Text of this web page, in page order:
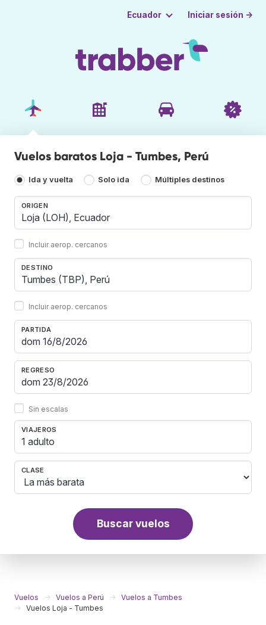
Ecuador Iniciar sesión →
Vuelos baratos Loja - Tumbes, Perú
Ida y vuelta Solo ida Múltiples destinos
ORIGEN
Incluir aerop. cercanos
DESTINO
Incluir aerop. cercanos
PARTIDA
REGRESO
Sin escalas
VIAJEROS
1 adulto
CLASE
Buscar vuelos
Vuelos Vuelos a Perú
Vuelos a Tumbes
Vuelos Loja - Tumbes